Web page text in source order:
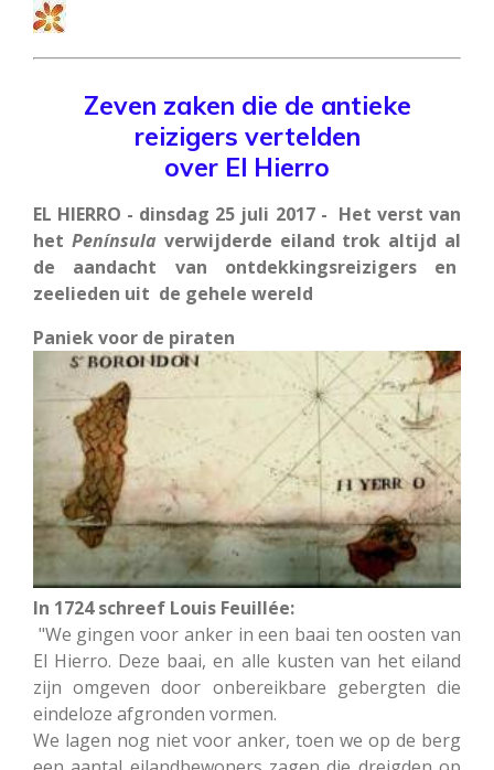
Zeven zaken die de antieke
reizigers vertelden
over El Hierro
EL HIERRO - dinsdag 25 juli 2017 - Het verst van
het Península verwijderde eiland trok altijd al
de aandacht van ontdekkingsreizigers en
zeelieden uit de gehele wereld
Paniek voor de piraten
In 1724 schreef Louis Feuillée:
"We gingen voor anker in een baai ten oosten van
El Hierro. Deze baai, en alle kusten van het eiland
zijn omgeven door onbereikbare gebergten die
eindeloze afgronden vormen.
We lagen nog niet voor anker, toen we op de berg